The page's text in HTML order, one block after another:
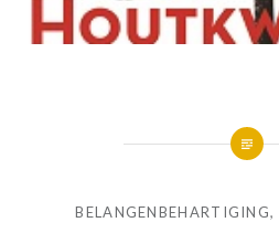
BELANGENBEHARTIGING,